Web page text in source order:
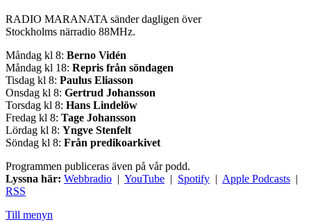
RADIO MARANATA sänder dagligen över
Stockholms närradio 88MHz.
Måndag kl 8: Berno Vidén
Måndag kl 18: Repris från söndagen
Tisdag kl 8: Paulus Eliasson
Onsdag kl 8: Gertrud Johansson
Torsdag kl 8: Hans Lindelöw
Fredag kl 8: Tage Johansson
Lördag kl 8: Yngve Stenfelt
Söndag kl 8: Från predikoarkivet
Programmen publiceras även på vår podd.
Lyssna här: Webbradio | YouTube | Spotify | Apple Podcasts |
RSS
Till menyn